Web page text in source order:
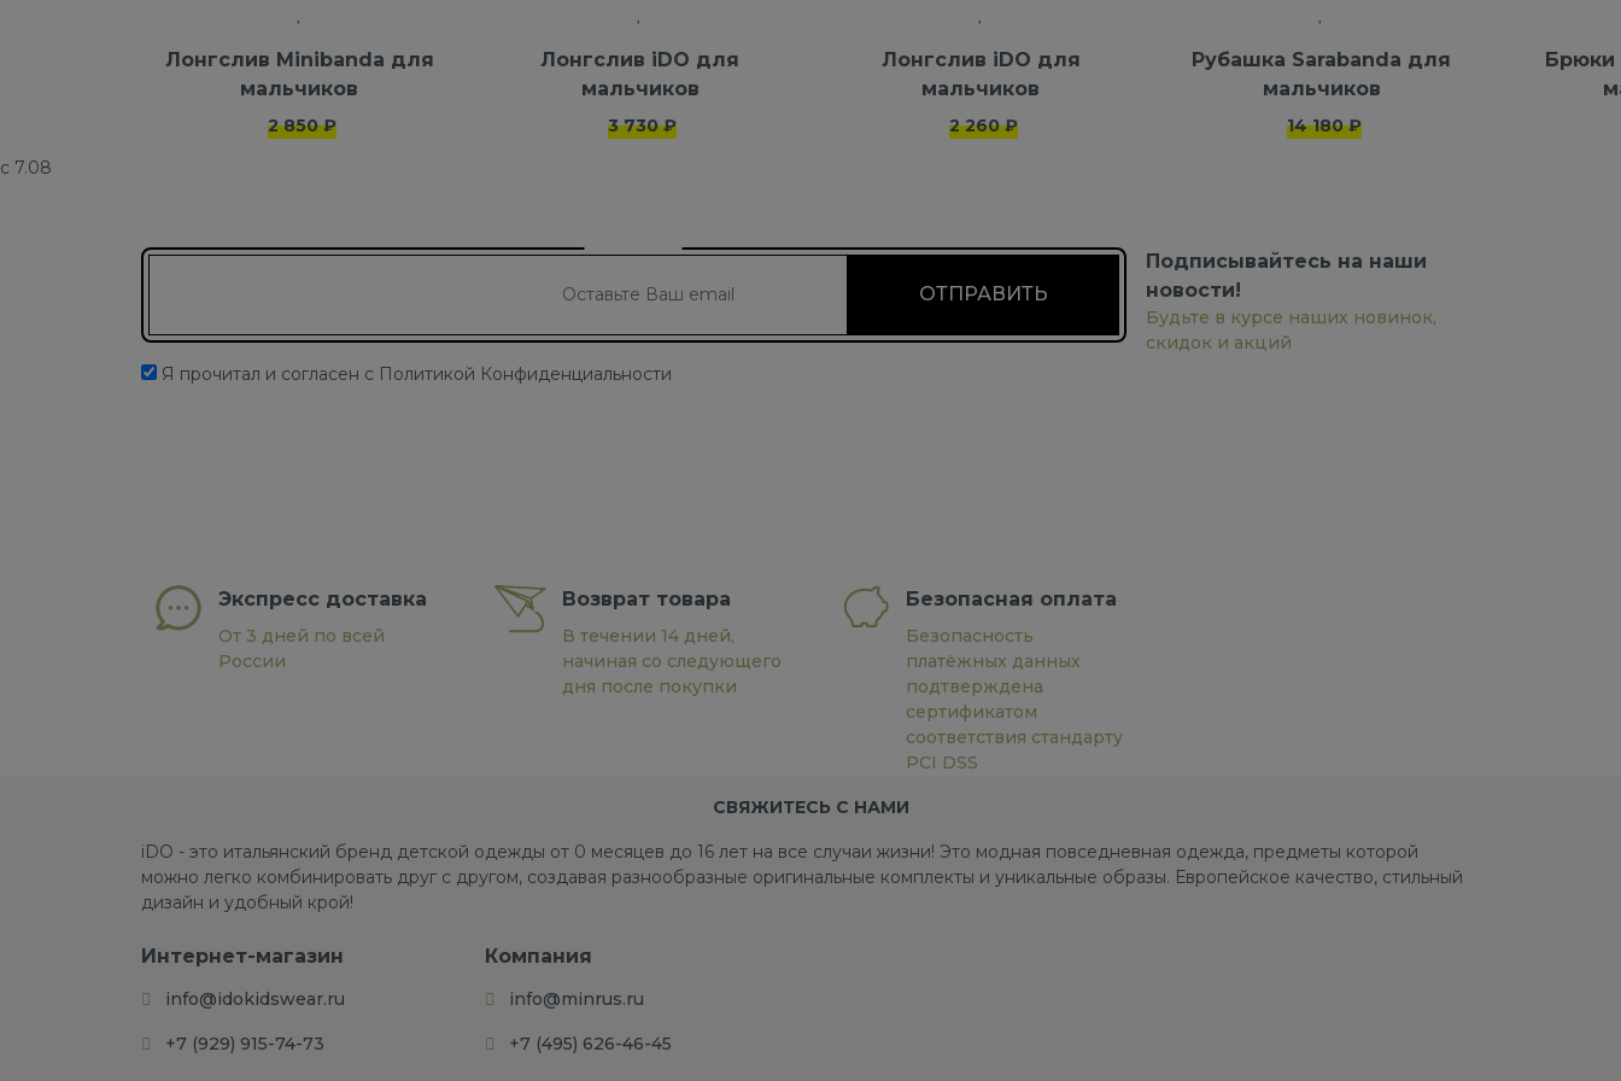
Лонгслив Minibanda для
мальчиков
2 850 ₽
Лонгслив iDO для
мальчиков
3 730 ₽
Лонгслив iDO для
мальчиков
2 260 ₽
Рубашка Sarabanda для
мальчиков
14 180 ₽
Брюки
с 7.08
Подписывайтесь на наши
новости!
Будьте в курсе наших новинок,
скидок и акций
Я прочитал и согласен с Политикой Конфиденциальности
Экспресс доставка
От 3 дней по всей
России
Возврат товара
В течении 14 дней,
начиная со следующего
дня после покупки
Безопасная оплата
Безопасность
платёжных данных
подтверждена
сертификатом
соответствия стандарту
PCI DSS
СВЯЖИТЕСЬ С НАМИ
iDO - это итальянский бренд детской одежды от 0 месяцев до 16 лет на все случаи жизни! Это модная повседневная одежда, предметы которой
можно легко комбинировать друг с другом, создавая разнообразные оригинальные комплекты и уникальные образы. Европейское качество, стильный
дизайн и удобный крой!
Интернет-магазин
info@idokidswear.ru
+7 (929) 915-74-73
Компания
info@minrus.ru
+7 (495) 626-46-45